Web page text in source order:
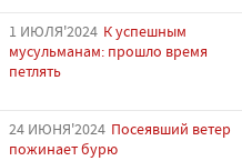
1 ИЮЛЯ'2024 К успешным
мусульманам: прошло время
петлять
24 ИЮНЯ'2024 Посеявший ветер
пожинает бурю